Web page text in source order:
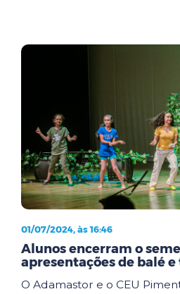
01/07/2024, às 16:46
Alunos encerram o
apresentações de balé
O Adamastor e o CEU